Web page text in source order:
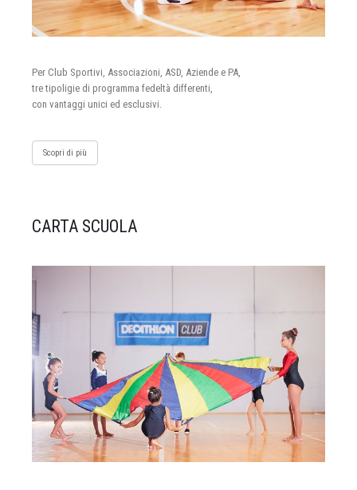
Per Club Sportivi, Associazioni, ASD, Aziende e PA,
tre tipoligie di programma fedeltà differenti,
con vantaggi unici ed esclusivi.
Scopri di più
CARTA SCUOLA